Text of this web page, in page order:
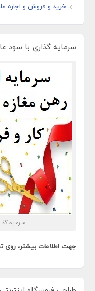
خرید و فروش و اجاره
سرمایه گذاری با سود
سرمایه
جهت اطلاعات بیشتر، روی